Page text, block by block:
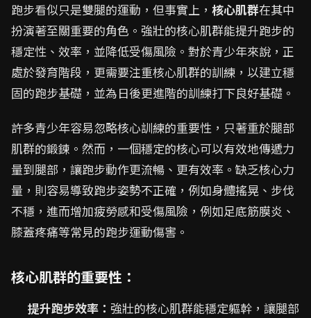
跑步看似只是雙腿的運動，但事實上， 核心肌群在其中
扮演著至關重要的角色。強壯的核心肌群能提升跑步的
穩定性、效率，並降低受傷風險。對於青少年來說，正
處於發育階段，更需要注重核心肌群的訓練，以建立穩
固的跑步基礎，並為日後更進階的訓練打下良好基礎。
許多青少年容易忽略核心訓練的重要性，只著重於腿部
肌群的鍛鍊。然而，一個穩定的核心可以有效地傳遞力
量到腿部，讓跑步動作更流暢、更有效率。缺乏核心力
量，則容易導致跑步姿勢不正確，例如身體搖晃、步伐
不穩，進而增加疲勞感和受傷風險，例如足底筋膜炎、
膝蓋疼痛等常見的跑步運動傷害。
核心肌群的重要性：
提升跑步效率： 強壯的核心肌群能穩定軀幹，讓腿部